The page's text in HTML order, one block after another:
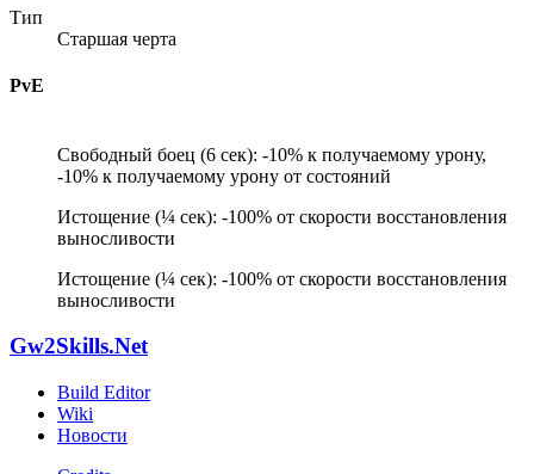
Тип
Старшая черта
PvE
Свободный боец (6 сек): -10% к получаемому урону,
-10% к получаемому урону от состояний
Истощение (¼ сек): -100% от скорости восстановления
выносливости
Истощение (¼ сек): -100% от скорости восстановления
выносливости
Gw2Skills.Net
Build Editor
Wiki
Новости